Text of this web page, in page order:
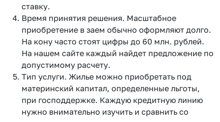
ставку.
Время принятия решения. Масштабное
приобретение в заем обычно оформляют долго.
На кону часто стоят цифры до 60 млн. рублей.
На нашем сайте каждый найдет предложение по
допустимому расчету.
Тип услуги. Жилье можно приобретать под
материнский капитал, определенные льготы,
при господдержке. Каждую кредитную линию
нужно внимательно изучить и сравнить со